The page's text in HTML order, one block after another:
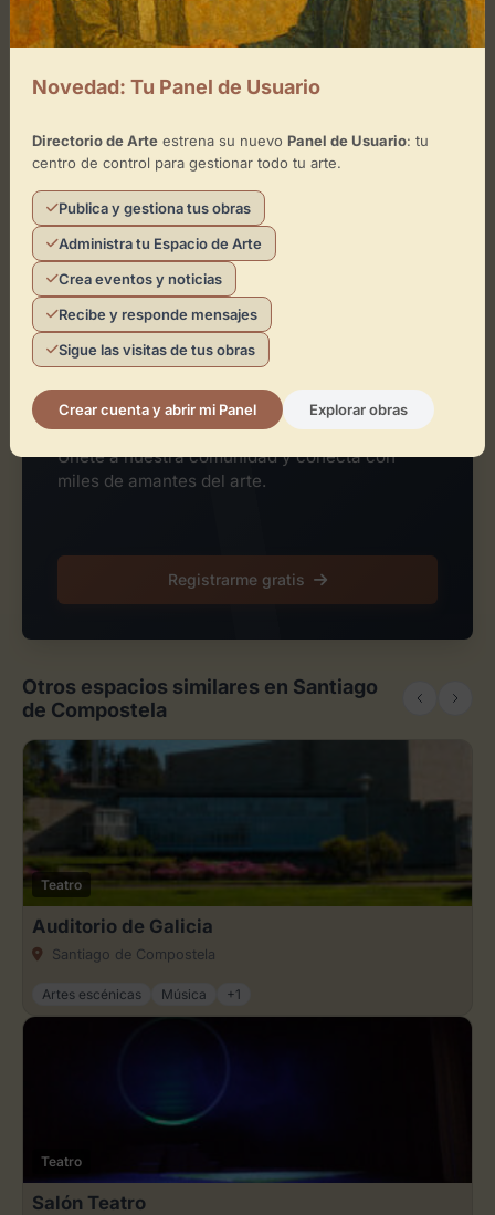
¿Eres el representante de este
espacio?
Reclámalo de forma gratuita para gestionar su
arte.
Reclamar Espacio
¿Quieres tu propio espacio de
arte?
Crea tu propia página de espacio y exposición.
Únete a nuestra comunidad y conecta con
miles de amantes del arte.
Registrarme gratis
Otros espacios similares en Santiago
de Compostela
Teatro
Auditorio de Galicia
Santiago de Compostela
Artes escénicas Música +1
Teatro
Salón Teatro
Novedad: Tu Panel de Usuario
Directorio de Arteestrena su nuevo Panel de Usuario: tu
centro de control para gestionar todo tu arte.
Publica y gestiona tus obras
Administra tu Espacio de Arte
Crea eventos y noticias
Recibe y responde mensajes
Sigue las visitas de tus obras
Crear cuenta y abrir mi Panel Explorar obras